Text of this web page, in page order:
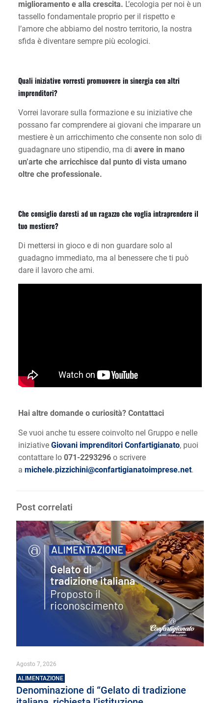
miglioramento e alla crescita. L’ecologia per noi è un
tassello fondamentale proprio per il rispetto e
l’amore che abbiamo del nostro territorio, la nostra
sfida è diventare sempre più ecologici.
Quali iniziative vorresti promuovere in sinergia con altri
imprenditori?
Vorrei lavorare sulla formazione e su iniziative che
possano far comprendere ai giovani che imparare un
mestiere è un arricchimento che consente non solo di
guadagnare uno stipendio, ma di avere in mano
un’arte che arricchisce dal punto di vista umano
oltre che professionale.
Che consiglio daresti ad un ragazzo che voglia intraprendere il
tuo mestiere?
Di mettersi in gioco e di non guardare solo al
guadagno immediato, ma al benessere che ti può
dare il lavoro che ami.
Hai altre domande o curiosità? Contattaci
Se vuoi anche tu essere coinvolto nel Gruppo e nelle
iniziative Giovani imprenditori Confartigianato, puoi
contattare lo 071-2293296o scrivere
a michele.pizzichini@confartigianatoimprese.net.
Post correlati
Agosto 7, 2026
ALIMENTAZIONE
Denominazione di “Gelato di tradizione